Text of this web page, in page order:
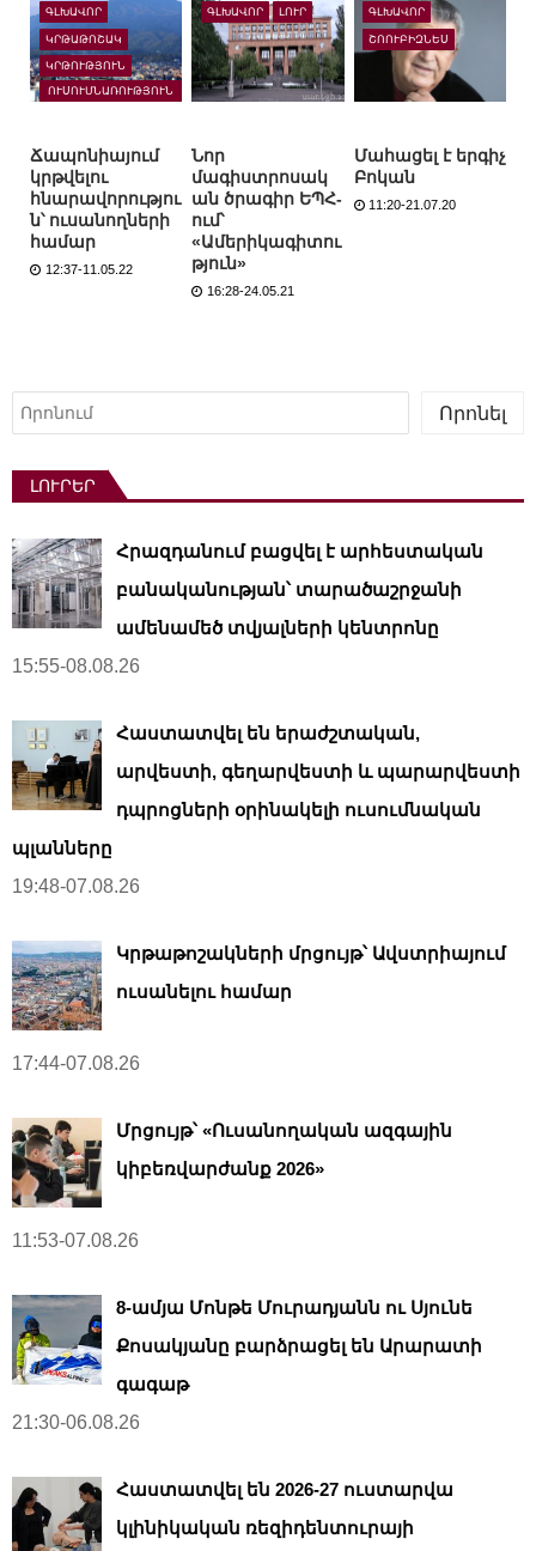
ԳԼԽԱՎՈՐ
ԿՐԹԱԹՈՇԱԿ
ԿՐԹՈՒԹՅՈՒՆ
ՈՒՍՈՒՄՆԱՌՈՒԹՅՈՒՆ
Ճապոնիայում
կրթվելու
հնարավորությու
ն՝ ուսանողների
համար
12:37-11.05.22
ԳԼԽԱՎՈՐ ԼՈՒՐ
Նոր
մագիստրոսակ
ան ծրագիր ԵՊՀ-
ում՝
«Ամերիկագիտու
թյուն»
16:28-24.05.21
ԳԼԽԱՎՈՐ
ՇՈՈՒԲԻԶՆԵՍ
Մահացել է երգիչ
Բոկան
11:20-21.07.20
Որոնել
Որոնել
ԼՈՒՐԵՐ
Հրազդանում բացվել է արհեստական ​​
բանականության՝ տարածաշրջանի
ամենամեծ տվյալների կենտրոնը
15:55-08.08.26
Հաստատվել են երաժշտական,
արվեստի, գեղարվեստի և պարարվեստի
դպրոցների օրինակելի ուսումնական
պլանները
19:48-07.08.26
Կրթաթոշակների մրցույթ՝ Ավստրիայում
ուսանելու համար
17:44-07.08.26
Մրցույթ՝ «Ուսանողական ազգային
կիբեռվարժանք 2026»
11:53-07.08.26
8-ամյա Մոնթե Մուրադյանն ու Սյունե
Քոսակյանը բարձրացել են Արարատի
գագաթ
21:30-06.08.26
Հաստատվել են 2026-27 ուստարվա
կլինիկական ռեզիդենտուրայի